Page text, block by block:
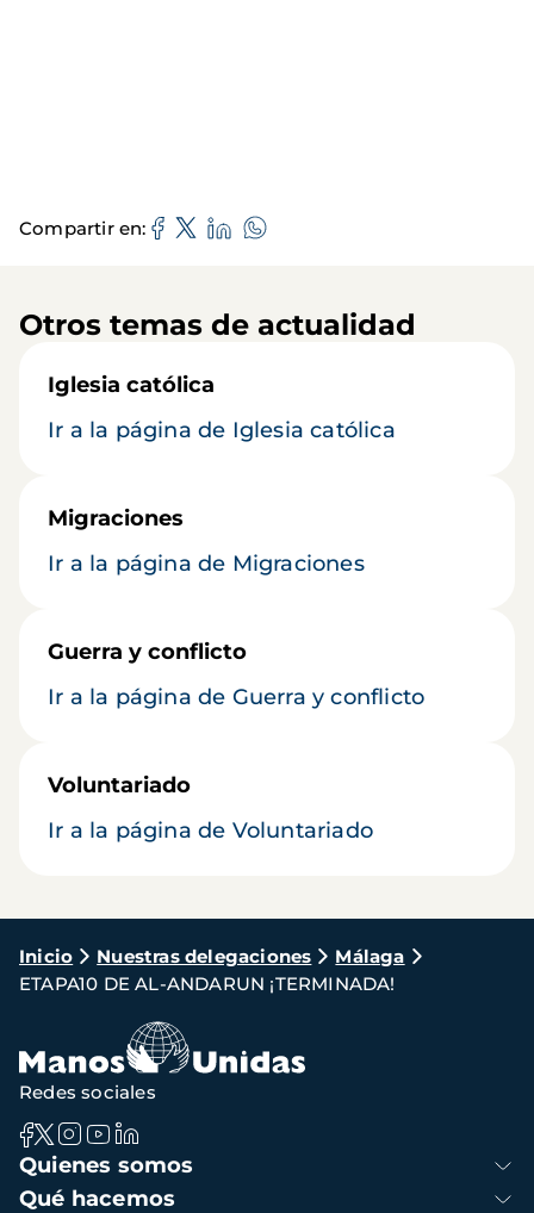
Compartir en
Otros temas de actualidad
Iglesia católica
Ir a la página de Iglesia católica
Migraciones
Ir a la página de Migraciones
Guerra y conflicto
Ir a la página de Guerra y conflicto
Voluntariado
Ir a la página de Voluntariado
Ruta
de
navegación
Inicio Nuestras delegaciones
Málaga
ETAPA10 DE AL-ANDARUN ¡TERMINADA!
Navegación
principal
Quienes somos
Qué hacemos
Redes sociales